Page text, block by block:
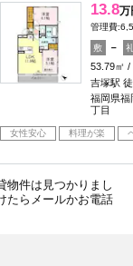
13.8万
管理費
敷 －
53.79㎡
吉塚駅
福岡県福
丁目
女性安心 料理が楽
物件は見つかりまし
たらメールかお電話